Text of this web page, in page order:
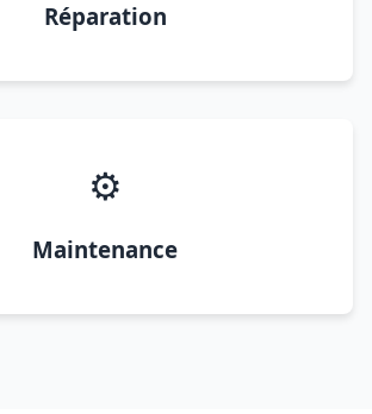
Réparation
⚙️
Maintenance